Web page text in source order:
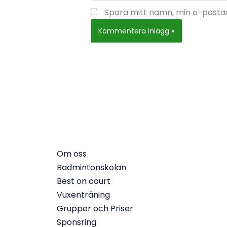
Spara mitt namn, min e-
Om oss
Badmintonskolan
Best on court
Vuxenträning
Grupper och Priser
Sponsring